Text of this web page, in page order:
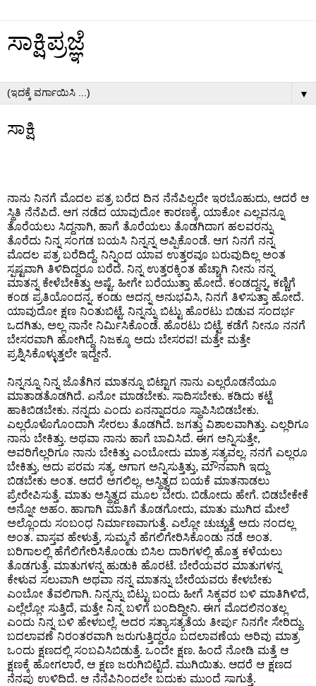
ಸಾಕ್ಷಿಪ್ರಜ್ಞೆ
▼
ಸಾಕ್ಷಿ
ನಾನು ನಿನಗೆ ಮೊದಲ ಪತ್ರ ಬರೆದ ದಿನ ನೆನೆಪಿಲ್ಲದೇ ಇರಬೊಹುದು, ಆದರೆ ಆ
ಸ್ಥಿತಿ ನೆನೆಪಿದೆ. ಆಗ ನಡೆದ ಯಾವುದೋ ಕಾರಣಕ್ಕೆ, ಯಾಕೋ ಎಲ್ಲವನ್ನೂ
ತೊರೆಯಲು ಸಿದ್ದನಾಗಿ, ಹಾಗೆ ತೊರೆಯಲು ತೊಡಗಿದಾಗ ಹಲವರನ್ನು
ತೊರೆದು ನಿನ್ನ ಸಂಗಡ ಬಯಸಿ ನಿನ್ನನ್ನ ಅಪ್ಪಿಕೊಂಡೆ. ಆಗ ನಿನಗೆ ನನ್ನ
ಮೊದಲ ಪತ್ರ ಬರೆದಿದ್ದೆ. ನಿನ್ನಿಂದ ಯಾವ ಉತ್ತರವೂ ಬರುವುದಿಲ್ಲ ಅಂತ
ಸ್ಪಷ್ಟವಾಗಿ ತಿಳಿದಿದ್ದರೂ ಬರೆದೆ. ನಿನ್ನ ಉತ್ತರಕ್ಕಿಂತ ಹೆಚ್ಚಾಗಿ ನೀನು ನನ್ನ
ಮಾತನ್ನ ಕೇಳೆಬೇಕಿತ್ತು ಅಷ್ಟೆ. ಹೀಗೇ ಬರೆಯುತ್ತಾ ಹೋದೆ. ಕಂಡದ್ದನ್ನ, ಕಣ್ಣಿಗೆ
ಕಂಡ ಪ್ರತಿಯೊಂದನ್ನ. ಕಂಡು ಅದನ್ನ ಅನುಭವಿಸಿ, ನಿನಗೆ ತಿಳಿಸುತ್ತಾ ಹೋದೆ.
ಯಾವುದೋ ಕ್ಷಣ ನಿಂತುಬಿಟ್ಟೆ. ನಿನ್ನನ್ನು ಬಿಟ್ಟು ಹೊರಟು ಬಿಡುವ ಸಂದರ್ಭ
ಒದಗಿತು, ಅಲ್ಲ ನಾನೇ ನಿರ್ಮಿಸಿಕೊಂಡೆ. ಹೊರಟು ಬಿಟ್ಟೆ. ಕಡೆಗೆ ನೀನೂ ನನಗೆ
ಬೇಸರವಾಗಿ ಹೋಗಿದ್ದೆ. ನಿಜಕ್ಕೂ ಅದು ಬೇಸರವ! ಮತ್ತೇ ಮತ್ತೇ
ಪ್ರಶ್ನಿಸಿಕೊಳ್ಳುತ್ತಲೇ ಇದ್ದೇನೆ.
ನಿನ್ನನ್ನೂ ನಿನ್ನ ಜೊತೆಗಿನ ಮಾತನ್ನೂ ಬಿಟ್ಟಾಗ ನಾನು ಎಲ್ಲರೊಡನೆಯೂ
ಮಾತಾಡತೊಡಗಿದೆ. ಏನೋ ಮಾಡಬೇಕು. ಸಾದಿಸಬೇಕು. ಕಡಿದು ಕಟ್ಟೆ
ಹಾಕಿಬಿಡಬೇಕು. ನನ್ನದು ಎಂದು ಏನನ್ನಾದರೂ ಸ್ಥಾಪಿಸಿಬಿಡಬೇಕು.
ಎಲ್ಲರೊಳೊಗೊಂದಾಗಿ ಸೇರಲು ತೊಡಗಿದೆ. ಜಗತ್ತು ವಿಶಾಲವಾಗಿತ್ತು. ಎಲ್ಲರಿಗೂ
ನಾನು ಬೇಕಿತ್ತು. ಅಥವಾ ನಾನು ಹಾಗೆ ಬಾವಿಸಿದೆ. ಈಗ ಅನ್ನಿಸುತ್ತೇ,
ಅವರಿಗೆಲ್ಲರಿಗೂ ನಾನು ಬೇಕಿತ್ತು ಎಂಬೋದು ಮಾತ್ರ ಸತ್ಯವಲ್ಲ. ನನಗೆ ಎಲ್ಲರೂ
ಬೇಕಿತ್ತು, ಅದು ಪರಮ ಸತ್ಯ. ಆಗಾಗ ಅನ್ನಿಸುತ್ತಿತ್ತು, ಮೌನವಾಗಿ ಇದ್ದು
ಬಿಡಬೇಕು ಅಂತ. ಆದರೆ ಅಗಲಿಲ್ಲ. ಅಸ್ಥಿತ್ವದ ಬಯಕೆ ಮಾತನಾಡಲು
ಪ್ರೇರೇಪಿಸುತ್ತೆ. ಮಾತು ಅಸ್ಥಿತ್ವದ ಮೂಲ ಬೇರು. ಬಿಡೋದು ಹೇಗೆ. ಬಿಡಬೇಕೇಕೆ
ಅನ್ನೋ ಅಹಂ. ಹಾಗಾಗಿ ಮಾತಿಗೆ ತೊಡಗೋದು, ಮಾತು ಮುಗಿದ ಮೇಲೆ
ಅಲ್ಲೊಂದು ಸಂಬಂಧ ನಿರ್ಮಾಣವಾಗುತ್ತೆ. ಎಲ್ಲೋ ಚುಚ್ಚುತ್ತೆ ಅದು ನಂದಲ್ಲ
ಅಂತ. ವಾಸ್ತವ ಹೇಳುತ್ತೆ, ಸುಮ್ಮನೆ ಹೆಗಲಿಗೇರಿಸಿಕೊಂಡು ನಡೆ ಅಂತ.
ಬರಿಗಾಲಲ್ಲಿ ಹೆಗೆಲಿಗೇರಿಸಿಕೊಂಡು ಬಿಸಿಲ ದಾರಿಗಳಲ್ಲಿ ಹೊತ್ತ ಕಳೆಯಲು
ತೊಡಗುತ್ತೆ. ಮಾತುಗಳನ್ನ ಹುಡುಕಿ ಹೊರಟೆ. ಬೇರೆಯವರ ಮಾತುಗಳನ್ನ
ಕೇಳುವ ಸಲುವಾಗಿ ಅಥವಾ ನನ್ನ ಮಾತನ್ನು ಬೇರೆಯವರು ಕೇಳಬೇಕು
ಎಂಬೋ ತೆವಲಿಗಾಗಿ. ನಿನ್ನನ್ನು ಬಿಟ್ಟು ಬಂದು ಹೀಗೆ ಸಿಕ್ಕವರ ಬಳಿ ಮಾತಿಗಿಳಿದೆ,
ಎಲ್ಲೆಲ್ಲೋ ಸುತ್ತಿದೆ, ಮತ್ತೇ ನಿನ್ನ ಬಳಿಗೆ ಬಂದಿದ್ದೀನಿ. ಈಗ ಮೊದಲಿನಂತಲ್ಲ
ಎಂದು ನಿನ್ನ ಬಳಿ ಹೇಳಬಲ್ಲೆ. ಅದರ ಸತ್ಯಾಸತ್ಯತೆಯ ತೀರ್ಪು ನಿನಗೇ ಸೇರಿದ್ದು.
ಬದಲಾವಣೆ ನಿರಂತರವಾಗಿ ಜರುಗುತ್ತಿದ್ದರೂ ಬದಲಾವಣೆಯ ಅರಿವು ಮಾತ್ರ
ಒಂದು ಕ್ಷಣದಲ್ಲಿ ಸಂಬವಿಸಿಬಿಡುತ್ತೆ. ಒಂದೇ ಕ್ಷಣ. ಹಿಂದೆ ನೋಡಿ ಮತ್ತೆ ಆ
ಕ್ಷಣಕ್ಕೆ ಹೋಗಲಾರೆ, ಆ ಕ್ಷಣ ಜರುಗಿಬಿಟ್ಟಿದೆ. ಮುಗಿಯಿತು. ಆದರೆ ಆ ಕ್ಷಣದ
ನೆನಪು ಉಳಿದಿದೆ. ಆ ನೆನೆಪಿನಿಂದಲೇ ಬದುಕು ಮುಂದೆ ಸಾಗುತ್ತೆ.